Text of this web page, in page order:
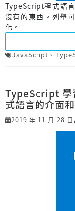
TypeScript程式語
沒有的東西。列舉
化。
JavaScript 、
TypeScript 學
式語言的介面
2019 年 11 月 28 日